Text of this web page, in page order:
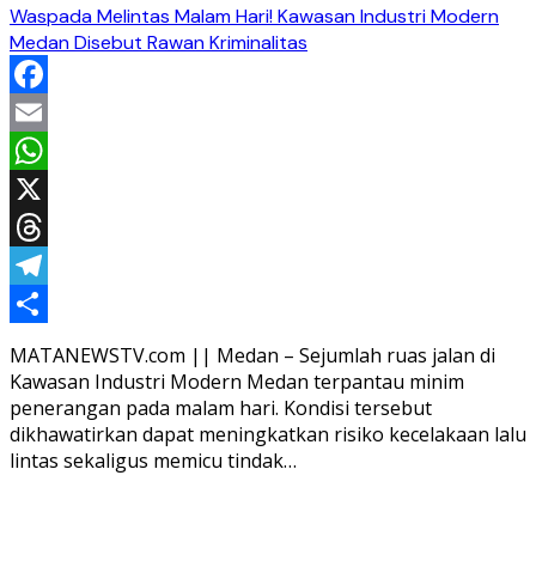
Waspada Melintas Malam Hari! Kawasan Industri Modern
Medan Disebut Rawan Kriminalitas
Facebook
Email
WhatsApp
X
Threads
Telegram
Share
MATANEWSTV.com || Medan – Sejumlah ruas jalan di
Kawasan Industri Modern Medan terpantau minim
penerangan pada malam hari. Kondisi tersebut
dikhawatirkan dapat meningkatkan risiko kecelakaan lalu
lintas sekaligus memicu tindak…